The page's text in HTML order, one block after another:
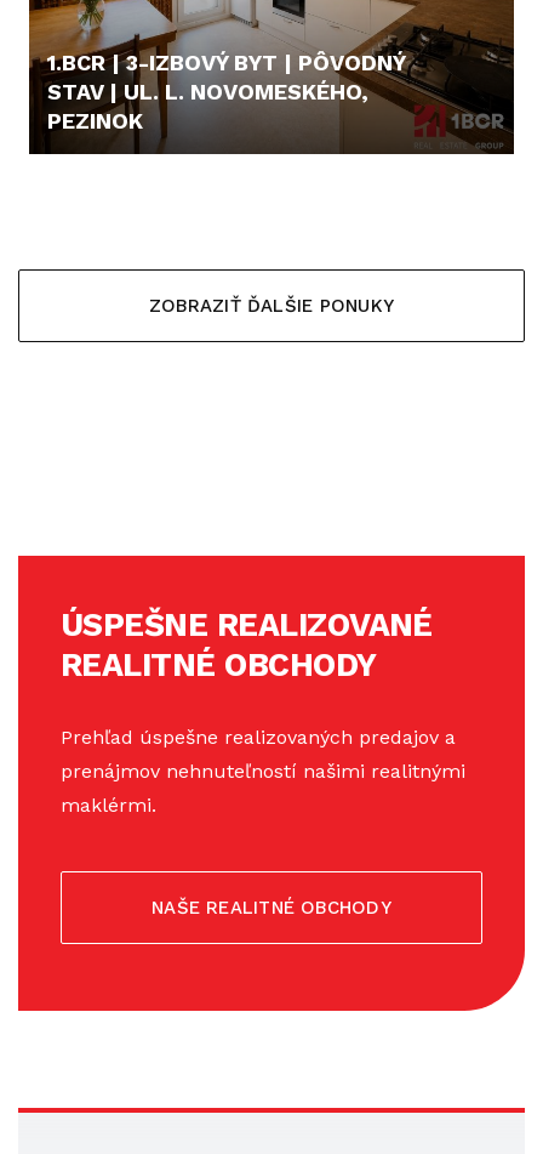
1.BCR | 3-IZBOVÝ BYT | PÔVODNÝ
STAV | UL. L. NOVOMESKÉHO,
PEZINOK
ZOBRAZIŤ ĎALŠIE PONUKY
ÚSPEŠNE REALIZOVANÉ
REALITNÉ OBCHODY
Prehľad úspešne realizovaných predajov a
prenájmov nehnuteľností našimi realitnými
maklérmi.
NAŠE REALITNÉ OBCHODY